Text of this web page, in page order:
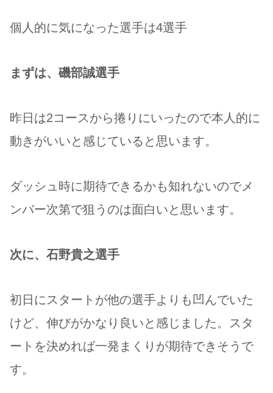
個人的に気になった選手は4選手
まずは、磯部誠選手
昨日は2コースから捲りにいったので本人的に
動きがいいと感じていると思います。
ダッシュ時に期待できるかも知れないのでメ
ンバー次第で狙うのは面白いと思います。
次に、石野貴之選手
初日にスタートが他の選手よりも凹んでいた
けど、伸びがかなり良いと感じました。スタ
ートを決めれば一発まくりが期待できそうで
す。